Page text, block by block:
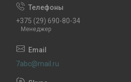
+375 (29) 690-80-34
Менеджер
7abc@mail.ru